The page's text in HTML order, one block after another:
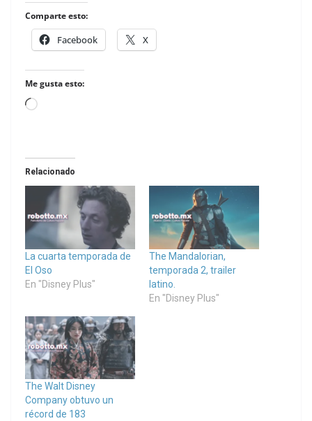
Comparte esto:
Facebook X
Me gusta esto:
Loading…
Relacionado
La cuarta temporada de
El Oso
En "Disney Plus"
The Mandalorian,
temporada 2, trailer
latino.
En "Disney Plus"
The Walt Disney
Company obtuvo un
récord de 183